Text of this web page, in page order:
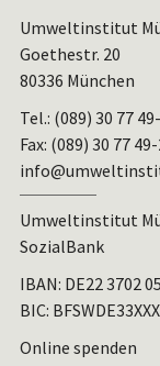
Umweltinstitut
Goethestr. 20
80336 München
Tel.: (089) 30 77
Fax: (089) 30 77
Umweltinstitut
SozialBank
IBAN: DE22 3702
BIC: BFSWDE33XXX
Online spenden